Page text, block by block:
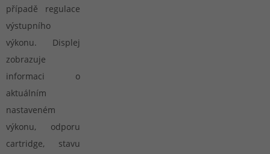
případě regulace
výstupního
výkonu. Displej
zobrazuje
informaci o
aktuálním
nastaveném
výkonu, odporu
cartridge, stavu